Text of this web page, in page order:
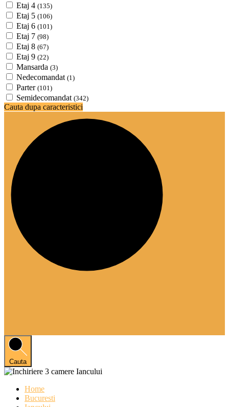
Etaj 4 (135)
Etaj 5 (106)
Etaj 6 (101)
Etaj 7 (98)
Etaj 8 (67)
Etaj 9 (22)
Mansarda (3)
Nedecomandat (1)
Parter (101)
Semidecomandat (342)
Cauta dupa caracteristici
Cauta
Home
Bucuresti